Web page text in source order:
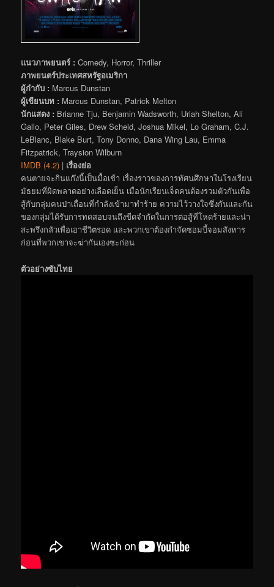
แนวภาพยนตร์ : Comedy, Horror, Thriller
ภาพยนตร์ประเทศสหรัฐอเมริกา
ผู้กำกับ : Marcus Dunstan
ผู้เขียนบท : Marcus Dunstan, Patrick Melton
นักแสดง : Brianne Tju, Benjamin Wadsworth, Uriah Shelton, Ali
Gallo, Peter Giles, Drew Scheid, Joshua Mikel, Lo Graham, C.J.
LeBlanc, Blake Burt, Tony Donno, Dana Wing Lau, Emma
Fitzpatrick, Traysion Wilburn
IMDB (4.2) | เรื่องย่อ
คนตายจะกินแก๊งนี้เป็นมื้อเช้า เรื่องราวของการทัศนศึกษาในโรงเรียน
มัธยมที่ผิดพลาดอย่างเลือดเย็น เมื่อนักเรียนเจ็ดคนต้องรวมตัวกันเพื่อ
สู้กับกลุ่มคนป่าเถื่อนที่กำลังเข้ามาทำร้าย ความไว้วางใจซึ่งกันและกัน
ของกลุ่มได้รับการทดสอบจนถึงขีดจำกัดในการต่อสู้ที่โหดร้ายและน่า
สะพรึงกลัวเพื่อเอาชีวิตรอด และพวกเขาต้องกำจัดซอมบี้จอมสังหาร
ก่อนที่พวกเขาจะฆ่ากันเองซะก่อน
ตัวอย่างซับไทย